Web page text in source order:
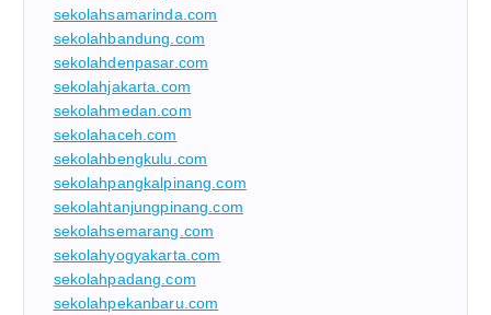
sekolahsamarinda.com
sekolahbandung.com
sekolahdenpasar.com
sekolahjakarta.com
sekolahmedan.com
sekolahaceh.com
sekolahbengkulu.com
sekolahpangkalpinang.com
sekolahtanjungpinang.com
sekolahsemarang.com
sekolahyogyakarta.com
sekolahpadang.com
sekolahpekanbaru.com